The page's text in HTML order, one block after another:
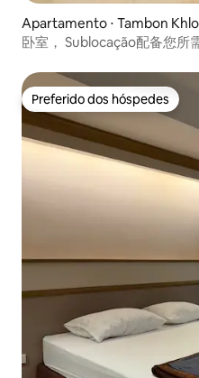
Apartamento ⋅ Tambon
卧室， Sublocação配备您所
Preferido dos hóspedes
Preferido dos hóspedes